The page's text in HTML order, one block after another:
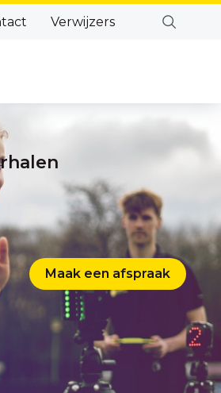
Maak een afspraak
Verwijzers